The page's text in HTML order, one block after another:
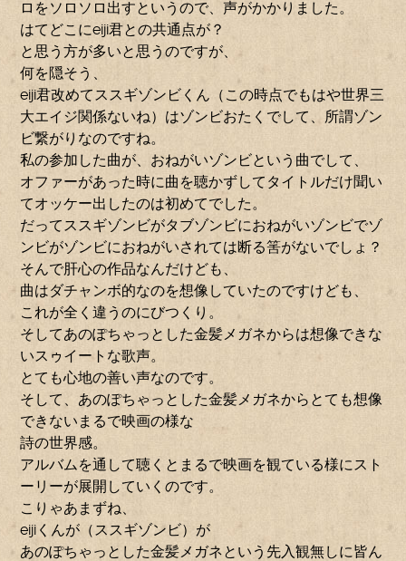
ロをソロソロ出すというので、声がかかりました。
はてどこにeiji君との共通点が？
と思う方が多いと思うのですが、
何を隠そう、
eiji君改めてススギゾンビくん（この時点でもはや世界三
大エイジ関係ないね）はゾンビおたくでして、所謂ゾン
ビ繋がりなのですね。
私の参加した曲が、おねがいゾンビという曲でして、
オファーがあった時に曲を聴かずしてタイトルだけ聞い
てオッケー出したのは初めてでした。
だってススギゾンビがタブゾンビにおねがいゾンビでゾ
ンビがゾンビにおねがいされては断る筈がないでしょ？
そんで肝心の作品なんだけども、
曲はダチャンボ的なのを想像していたのですけども、
これが全く違うのにびつくり。
そしてあのぽちゃっとした金髪メガネからは想像できな
いスゥイートな歌声。
とても心地の善い声なのです。
そして、あのぽちゃっとした金髪メガネからとても想像
できないまるで映画の様な
詩の世界感。
アルバムを通して聴くとまるで映画を観ている様にスト
ーリーが展開していくのです。
こりゃあまずね、
eijiくんが（ススギゾンビ）が
あのぽちゃっとした金髪メガネという先入観無しに皆ん